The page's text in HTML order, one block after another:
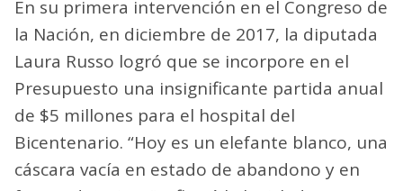
En su primera intervención en el Congreso de
la Nación, en diciembre de 2017, la diputada
Laura Russo logró que se incorpore en el
Presupuesto una insignificante partida anual
de $5 millones para el hospital del
Bicentenario. “Hoy es un elefante blanco, una
cáscara vacía en estado de abandono y en